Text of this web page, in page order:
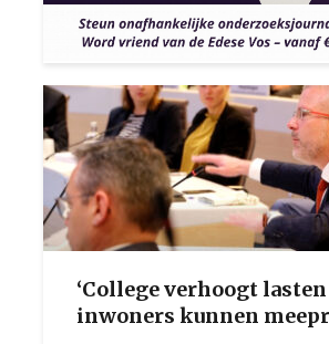
‘College verhoogt
inwoners kunnen